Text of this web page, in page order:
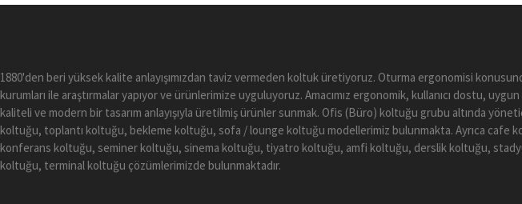
1880'den beri yüksek kalite anlayışımızdan taviz vermeden koltuk üretiyoruz. Oturma ergonomisi
kurumları ile araştırmalar yapıyor ve ürünlerimize uyguluyoruz. Amacımız ergonomik, kullanıcı dostu,
kaliteli ve modern bir tasarım anlayışıyla üretilmiş ürünler sunmak. Ofis (Büro) koltuğu grubu altında
koltuğu, toplantı koltuğu, bekleme koltuğu, sofa / lounge koltuğu modellerimiz bulunmakta. Ayrıca cafe
konferans koltuğu, seminer koltuğu, sinema koltuğu, tiyatro koltuğu, amfi koltuğu, derslik koltuğu,
koltuğu, terminal koltuğu çözümlerimizde bulunmaktadır.